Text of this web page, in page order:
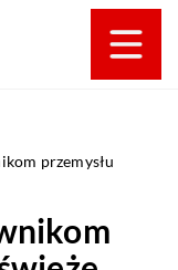
przemysłu